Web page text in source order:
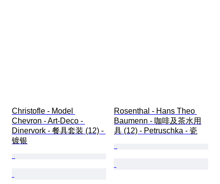
Christofle - Model
Chevron - Art-Deco -
Dinervork - 餐具套装 (12) -
镀银
Rosenthal - Hans Theo
Baumenn - 咖啡及茶水用
具 (12) - Petruschka - 瓷